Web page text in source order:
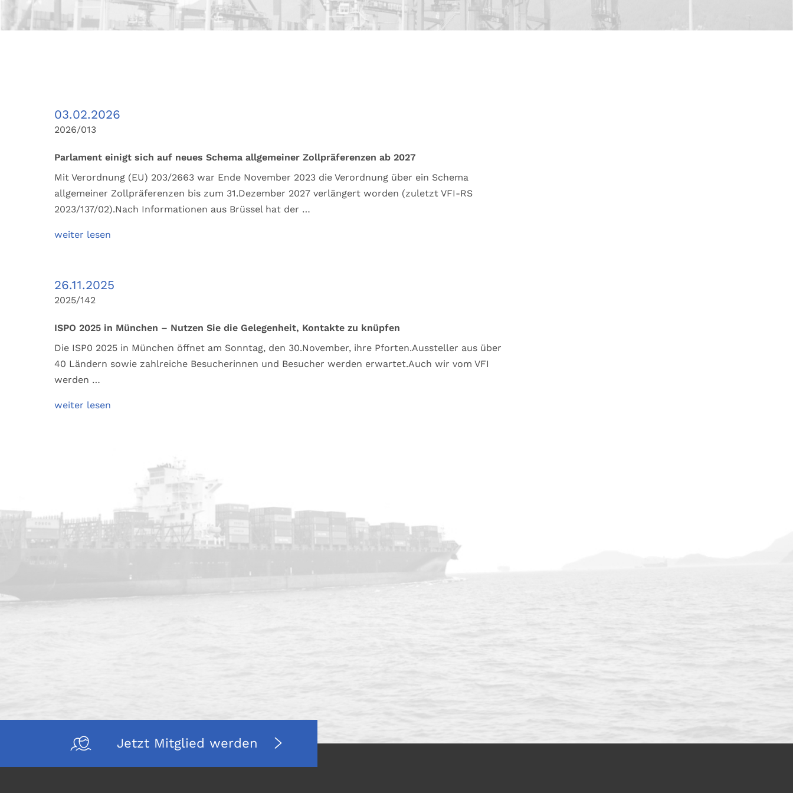
03.02.2026
2026/013
Parlament einigt sich auf neues Schema allgemeiner Zollpräferenzen ab 2027
Mit Verordnung (EU) 203/2663 war Ende November 2023 die Verordnung über ein Schema
allgemeiner Zollpräferenzen bis zum 31.Dezember 2027 verlängert worden (zuletzt VFI-RS
2023/137/02).Nach Informationen aus Brüssel hat der …
weiter lesen
26.11.2025
2025/142
ISPO 2025 in München – Nutzen Sie die Gelegenheit, Kontakte zu knüpfen
Die ISP0 2025 in München öffnet am Sonntag, den 30.November, ihre Pforten.Aussteller aus über
40 Ländern sowie zahlreiche Besucherinnen und Besucher werden erwartet.Auch wir vom VFI
werden …
weiter lesen
Jetzt Mitglied werden